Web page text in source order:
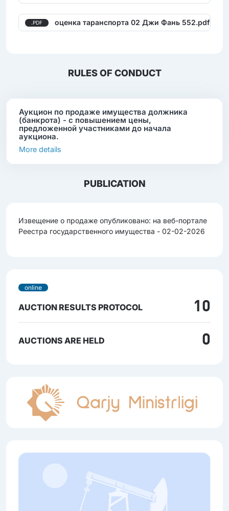
.PDF оценка таранспорта 02 Джи Фань 552.pdf
RULES OF CONDUCT
Аукцион по продаже имущества должника
(банкрота) - с повышением цены,
предложенной участниками до начала
аукциона.
More details
PUBLICATION
Извещение о продаже опубликовано: на веб-портале
Реестра государственного имущества - 02-02-2026
online
AUCTION RESULTS PROTOCOL 10
AUCTIONS ARE HELD 0